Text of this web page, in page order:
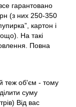
гарантовано
(з них 250-350
картон і
На такі
Повна
теж об'єм - тому
суму
Від вас